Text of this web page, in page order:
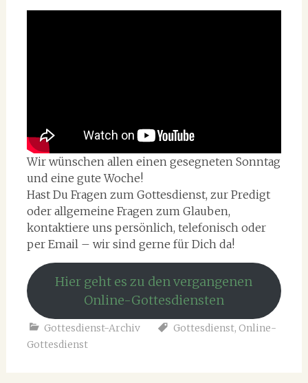
Wir wünschen allen einen gesegneten Sonntag
und eine gute Woche!
Hast Du Fragen zum Gottesdienst, zur Predigt
oder allgemeine Fragen zum Glauben,
kontaktiere uns persönlich, telefonisch oder
per Email – wir sind gerne für Dich da!
Hier geht es zu den vergangenen
Online-Gottesdiensten
Gottesdienst-Archiv Gottesdienst, Online-
Gottesdienst